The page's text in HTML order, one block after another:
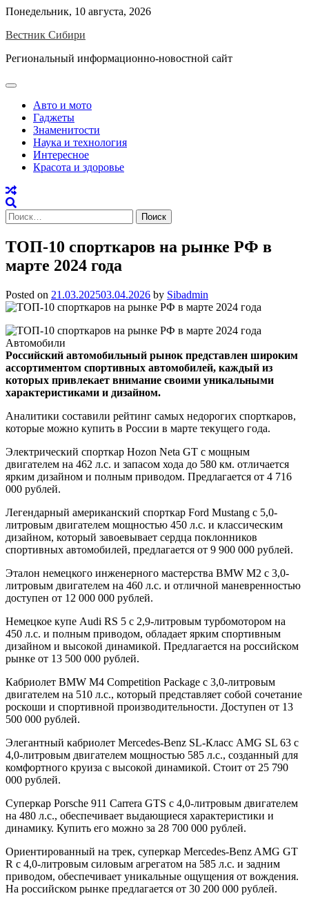
Skip
content
Понедельник, 10 августа, 2026
Вестник Сибири
Региональный информационно-новостной сайт
Авто и мото
Гаджеты
Знаменитости
Наука и технология
Интересное
Красота и здоровье
Найти:
ТОП-10 спорткаров на рынке РФ в
марте 2024 года
Posted on 21.03.202503.04.2026 by Sibadmin
Российский автомобильный рынок представлен широким
ассортиментом спортивных автомобилей, каждый из
которых привлекает внимание своими уникальными
характеристиками и дизайном.
Аналитики составили рейтинг самых недорогих спорткаров,
которые можно купить в России в марте текущего года.
Электрический спорткар Hozon Neta GT с мощным
двигателем на 462 л.с. и запасом хода до 580 км. отличается
ярким дизайном и полным приводом. Предлагается от 4 716
000 рублей.
Легендарный американский спорткар Ford Mustang с 5,0-
литровым двигателем мощностью 450 л.с. и классическим
дизайном, который завоевывает сердца поклонников
спортивных автомобилей, предлагается от 9 900 000 рублей.
Эталон немецкого инженерного мастерства BMW M2 с 3,0-
литровым двигателем на 460 л.с. и отличной маневренностью
доступен от 12 000 000 рублей.
Немецкое купе Audi RS 5 с 2,9-литровым турбомотором на
450 л.с. и полным приводом, обладает ярким спортивным
дизайном и высокой динамикой. Предлагается на российском
рынке от 13 500 000 рублей.
Кабриолет BMW M4 Competition Package с 3,0-литровым
двигателем на 510 л.с., который представляет собой сочетание
роскоши и спортивной производительности. Доступен от 13
500 000 рублей.
Элегантный кабриолет Mercedes-Benz SL-Класс AMG SL 63 с
4,0-литровым двигателем мощностью 585 л.с., созданный для
комфортного круиза с высокой динамикой. Стоит от 25 790
000 рублей.
Суперкар Porsche 911 Carrera GTS с 4,0-литровым двигателем
на 480 л.с., обеспечивает выдающиеся характеристики и
динамику. Купить его можно за 28 700 000 рублей.
Ориентированный на трек, суперкар Mercedes-Benz AMG GT
R с 4,0-литровым силовым агрегатом на 585 л.с. и задним
приводом, обеспечивает уникальные ощущения от вождения.
На российском рынке предлагается от 30 200 000 рублей.